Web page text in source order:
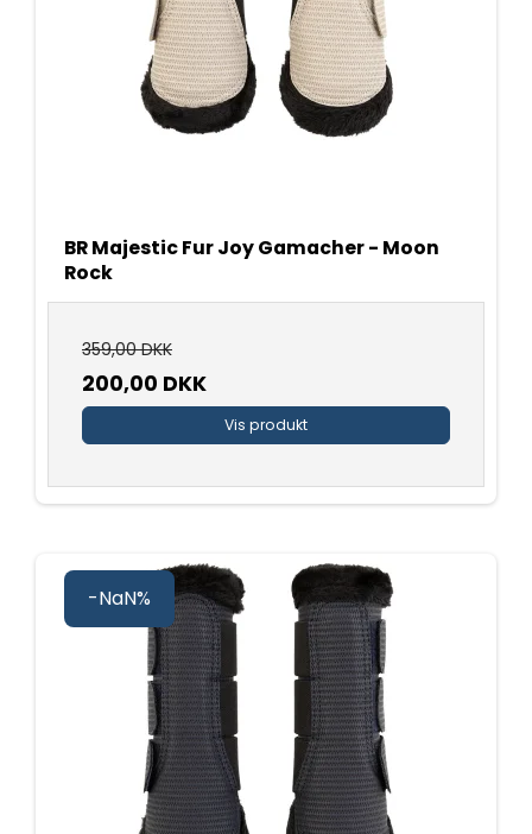
BR Majestic Fur Joy Gamacher - Moon
Rock
359,00 DKK
200,00 DKK
Vis produkt
-NaN%